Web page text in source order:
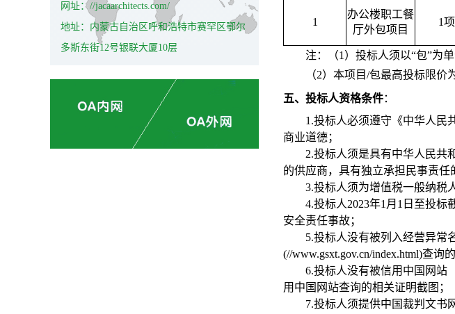
网址：//jacaarchitects.com/
地址：内蒙古自治区呼和浩特市赛罕区鄂尔
多斯东街12号银联大厦10层
1
办公楼职工餐
厅外包项目
1项
注：（1）投标人须以“包”为
（2）本项目/包最高投标限价
五、投标人资格条件：
1.投标人必须遵守《中华人民
商业道德；
2.投标人须是具有中华人民共
的供应商，具有独立承担民事责任
3.投标人须为增值税一般纳税
4.投标人2023年1月1日至投
安全责任事故；
5.投标人没有被列入经营异常
(//www.gsxt.gov.cn/index.html)查询
6.投标人没有被信用中国网站
用中国网站查询的相关证明截图；
7.投标人须提供中国裁判文书